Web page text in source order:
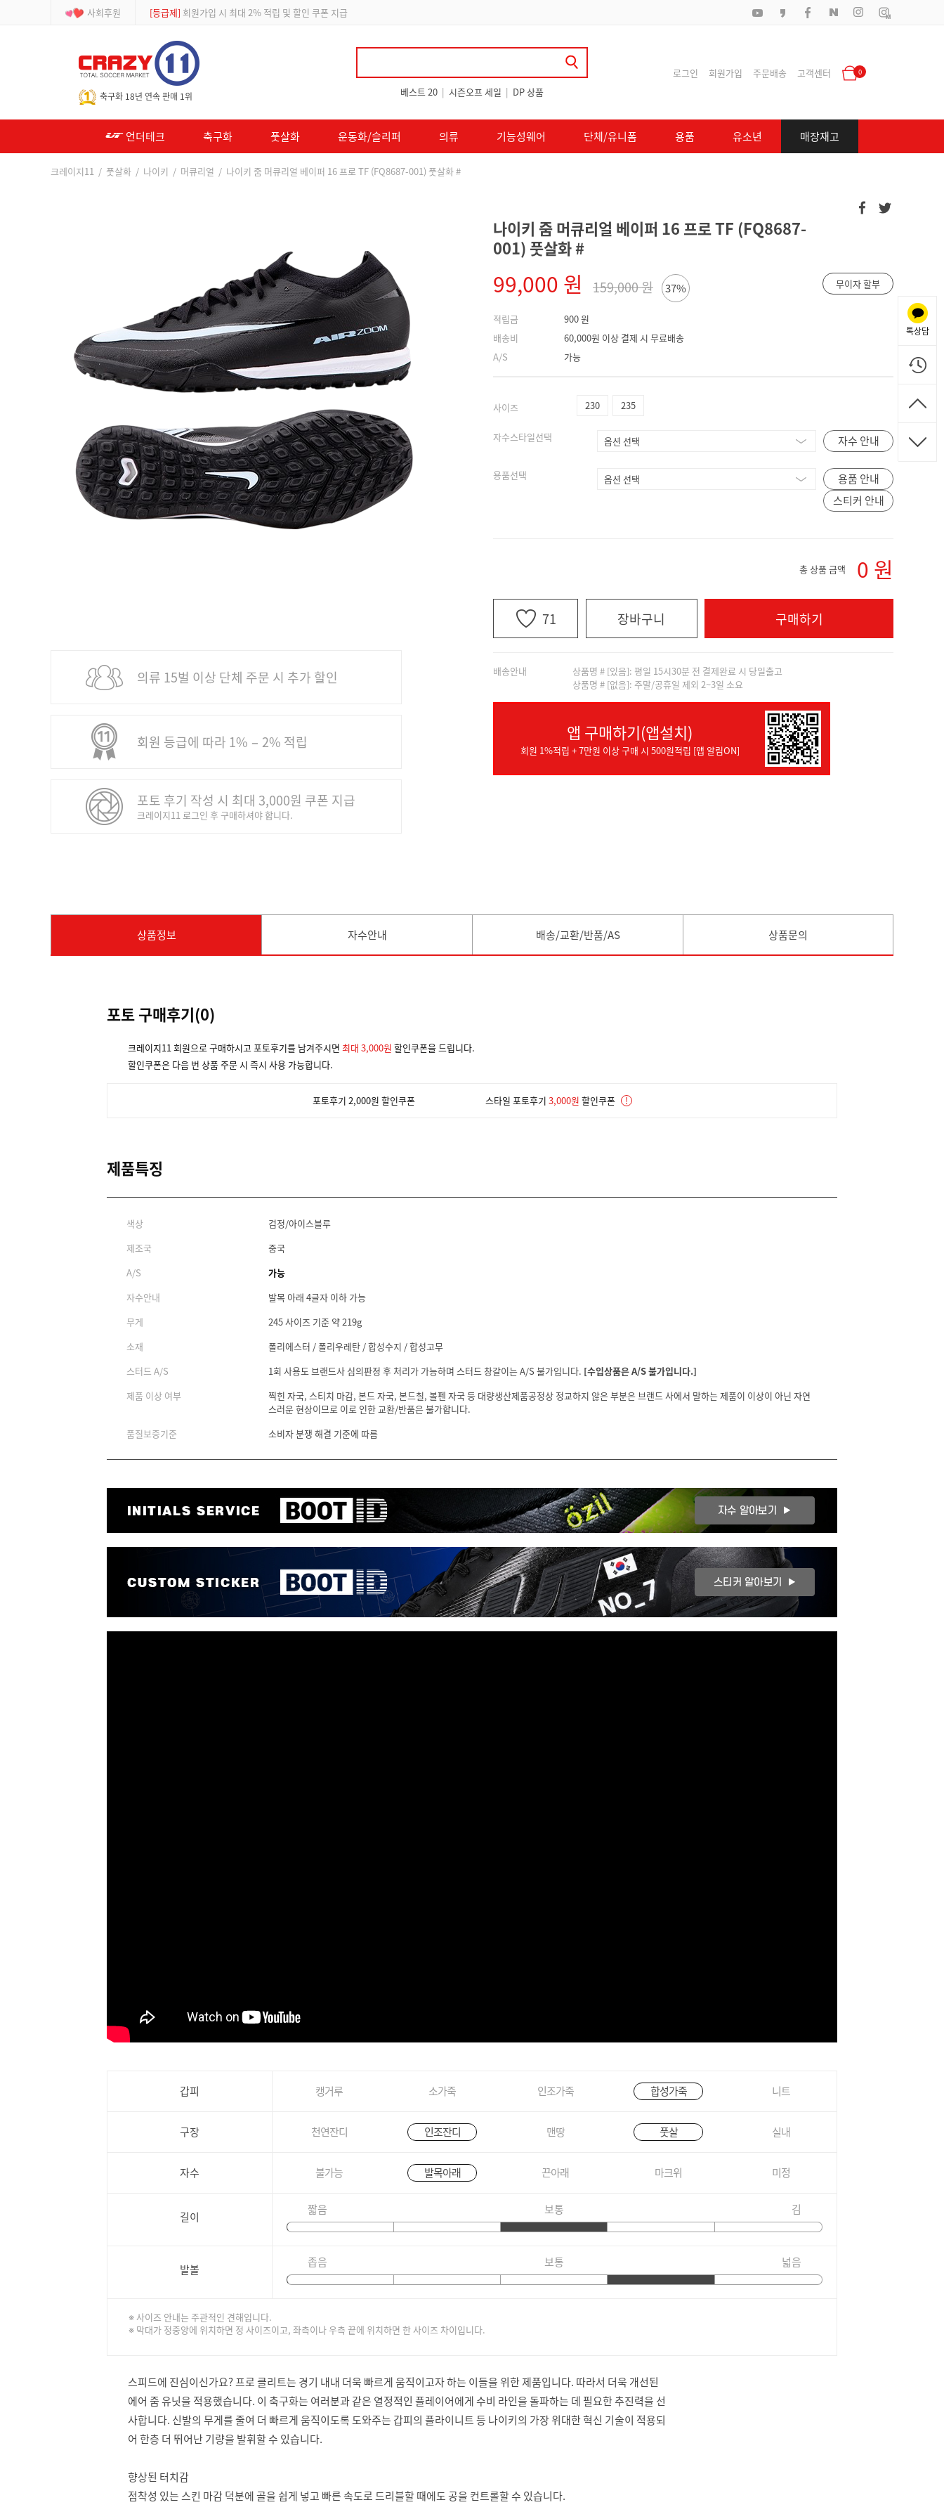
사회후원 [등급제] 회원가입 시 최대 2% 적립 및 할인 쿠폰 지급
축구화 18년 연속 판매 1위 베스트 20 | 시즌오프 세일 | DP 상품
로그인 회원가입 주문배송 고객센터 0
언더테크 축구화 풋살화 운동화/슬리퍼 의류 기능성웨어 단체/유니폼 용품 유소년 매장재고
크레이지11 / 풋살화 / 나이키 / 머큐리얼 / 나이키 줌 머큐리얼 베이퍼 16 프로 TF (FQ8687-001) 풋살화 #
의류 15벌 이상 단체 주문 시 추가 할인
회원 등급에 따라 1% − 2% 적립
포토 후기 작성 시 최대 3,000원 쿠폰 지급
크레이지11 로그인 후 구매하셔야 합니다.
나이키 줌 머큐리얼 베이퍼 16 프로 TF (FQ8687-
001) 풋살화 #
99,000 원 159,000 원 37% 무이자 할부
적립금
배송비
A/S
900 원
60,000원 이상 결제 시 무료배송
가능
사이즈 230 235
자수스타일선택 자수 안내
용품선택
용품 안내
스티커 안내
총 상품 금액 0 원
71 장바구니 구매하기
배송안내
상품명 # [있음]: 평일 15시30분 전 결제완료 시 당일출고
상품명 # [없음]: 주말/공휴일 제외 2~3일 소요
앱 구매하기(앱설치)
회원 1%적립 + 7만원 이상 구매 시 500원적립 [앱 알림ON]
상품정보 자수안내 배송/교환/반품/AS 상품문의
포토 구매후기(0)
크레이지11 회원으로 구매하시고 포토후기를 남겨주시면 최대 3,000원 할인쿠폰을 드립니다.
할인쿠폰은 다음 번 상품 주문 시 즉시 사용 가능합니다.
포토후기 2,000원 할인쿠폰 스타일 포토후기 3,000원 할인쿠폰 !
제품특징
색상
검정/아이스블루
제조국
중국
A/S
가능
자수안내
발목 아래 4글자 이하 가능
무게
245 사이즈 기준 약 219g
소재
폴리에스터 / 폴리우레탄 / 합성수지 / 합성고무
스터드 A/S
1회 사용도 브랜드사 심의판정 후 처리가 가능하며 스터드 창갈이는 A/S 불가입니다. [수입상품은 A/S 불가입니다.]
제품 이상 여부
찍힌 자국, 스티치 마감, 본드 자국, 본드칠, 볼펜 자국 등 대량생산제품공정상 정교하지 않은 부분은 브랜드 사에서 말하는 제품이 이상이 아닌 자연
스러운 현상이므로 이로 인한 교환/반품은 불가합니다.
품질보증기준
소비자 분쟁 해결 기준에 따름
갑피 캥거루 소가죽 인조가죽 합성가죽 니트
구장 천연잔디 인조잔디 맨땅 풋살 실내
자수 불가능 발목아래 끈아래 마크위 미정
길이 짧음 보통 김
발볼 좁음 보통 넓음
※ 사이즈 안내는 주관적인 견해입니다.
※ 막대가 정중앙에 위치하면 정 사이즈이고, 좌측이나 우측 끝에 위치하면 한 사이즈 차이입니다.
스피드에 진심이신가요? 프로 클리트는 경기 내내 더욱 빠르게 움직이고자 하는 이들을 위한 제품입니다. 따라서 더욱 개선된
에어 줌 유닛을 적용했습니다. 이 축구화는 여러분과 같은 열정적인 플레이어에게 수비 라인을 돌파하는 데 필요한 추진력을 선
사합니다. 신발의 무게를 줄여 더 빠르게 움직이도록 도와주는 갑피의 플라이니트 등 나이키의 가장 위대한 혁신 기술이 적용되
어 한층 더 뛰어난 기량을 발휘할 수 있습니다.
향상된 터치감
점착성 있는 스킨 마감 덕분에 골을 쉽게 넣고 빠른 속도로 드리블할 때에도 공을 컨트롤할 수 있습니다.
톡상담